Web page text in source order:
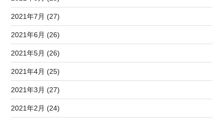
2021年7月 (27)
2021年6月 (26)
2021年5月 (26)
2021年4月 (25)
2021年3月 (27)
2021年2月 (24)